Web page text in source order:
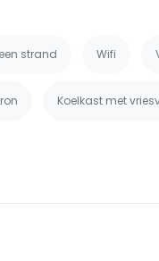
strand Wifi
Koelkast met